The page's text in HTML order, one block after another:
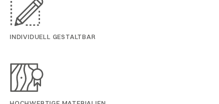
INDIVIDUELL GESTALTBAR